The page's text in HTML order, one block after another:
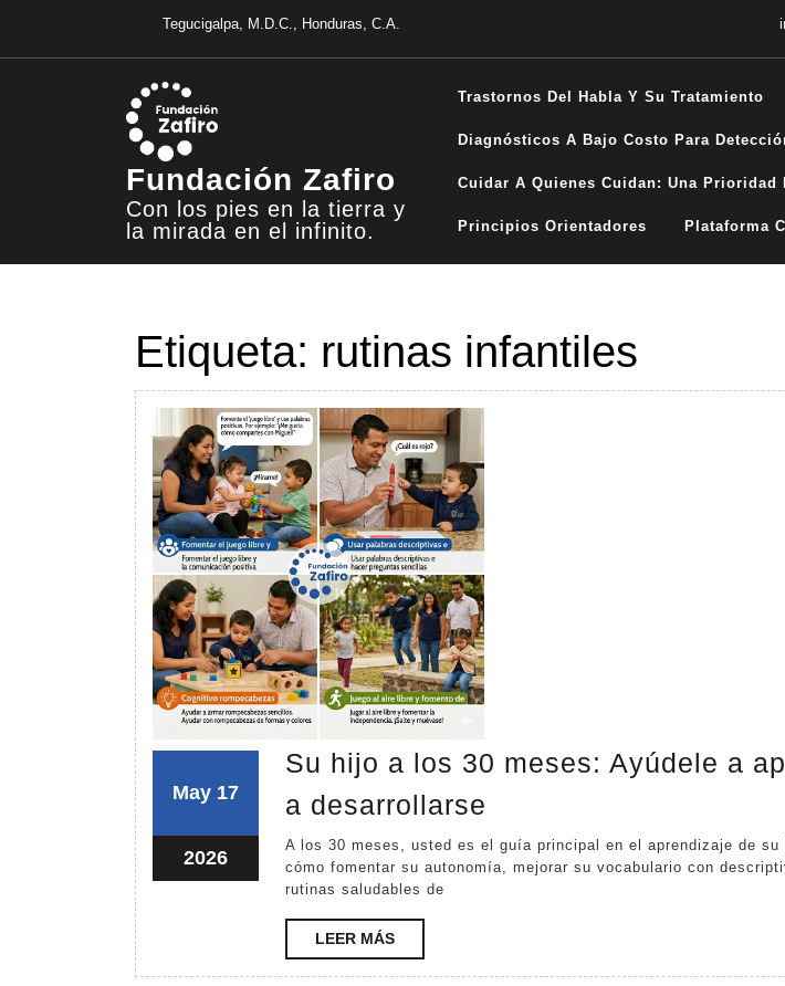
contenido
Tegucigalpa, M.D.C., Honduras, C.A.
Fundación Zafiro
Con los pies en la tierra y
la mirada en el infinito.
Trastornos Del Habla Y Su Tratamiento
Diagnósticos A Bajo Costo Para
Cuidar A Quienes Cuidan: Una Prioridad
Principios Orientadores Plataforma
Etiqueta: rutinas infantiles
Maymayo
2026
17mayo
2026mayo
17,
Su hijo a los 30 meses: Ayúdele a
a desarrollarse
a
A los 30 meses, usted es el guía principal en el aprendizaje de su hijo. Descubra
cómo fomentar su autonomía, mejorar su vocabulario con
rutinas saludables de
LEER MÁSLEER
MÁS